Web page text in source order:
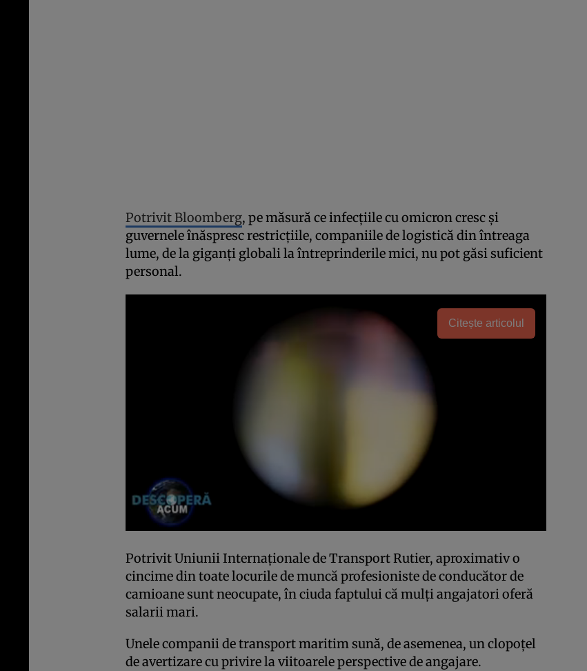
Potrivit Bloomberg, pe măsură ce infecţiile cu omicron cresc şi
guvernele înăspresc restricţiile, companiile de logistică din întreaga
lume, de la giganţi globali la întreprinderile mici, nu pot găsi suficient
personal.
Citește articolul
Potrivit Uniunii Internaţionale de Transport Rutier, aproximativ o
cincime din toate locurile de muncă profesioniste de conducător de
camioane sunt neocupate, în ciuda faptului că mulţi angajatori oferă
salarii mari.
Unele companii de transport maritim sună, de asemenea, un clopoţel
de avertizare cu privire la viitoarele perspective de angajare.